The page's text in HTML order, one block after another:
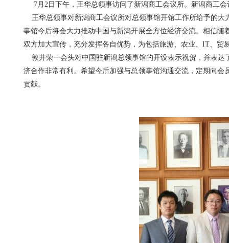
7月 2日下午，王华总领事访问了新潟商工会议所。新潟商工会
王华总领事对新潟商工会议所对总领事馆开馆工作所给予的
事馆今后将会大力推动中国与新潟开展全方位经济交流。相信随
双方加大宣传，充分发挥各自优势，为包括旅游、农业、 IT、贸
敦井荣一会头对中国驻新潟总领事馆的开设表示祝贺，并表达
济合作非常有利。希望今后加强与总领事馆沟通交流，定期向
贡献。